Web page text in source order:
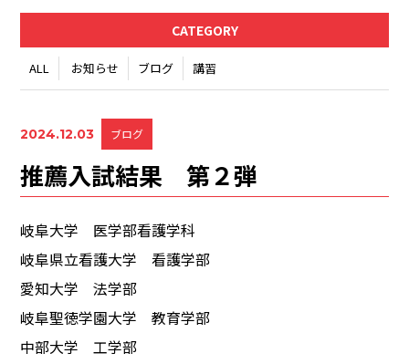
CATEGORY
ALL お知らせ ブログ 講習
2024.12.03 ブログ
推薦入試結果 第２弾
岐阜大学 医学部看護学科
岐阜県立看護大学 看護学部
愛知大学 法学部
岐阜聖徳学園大学 教育学部
中部大学 工学部